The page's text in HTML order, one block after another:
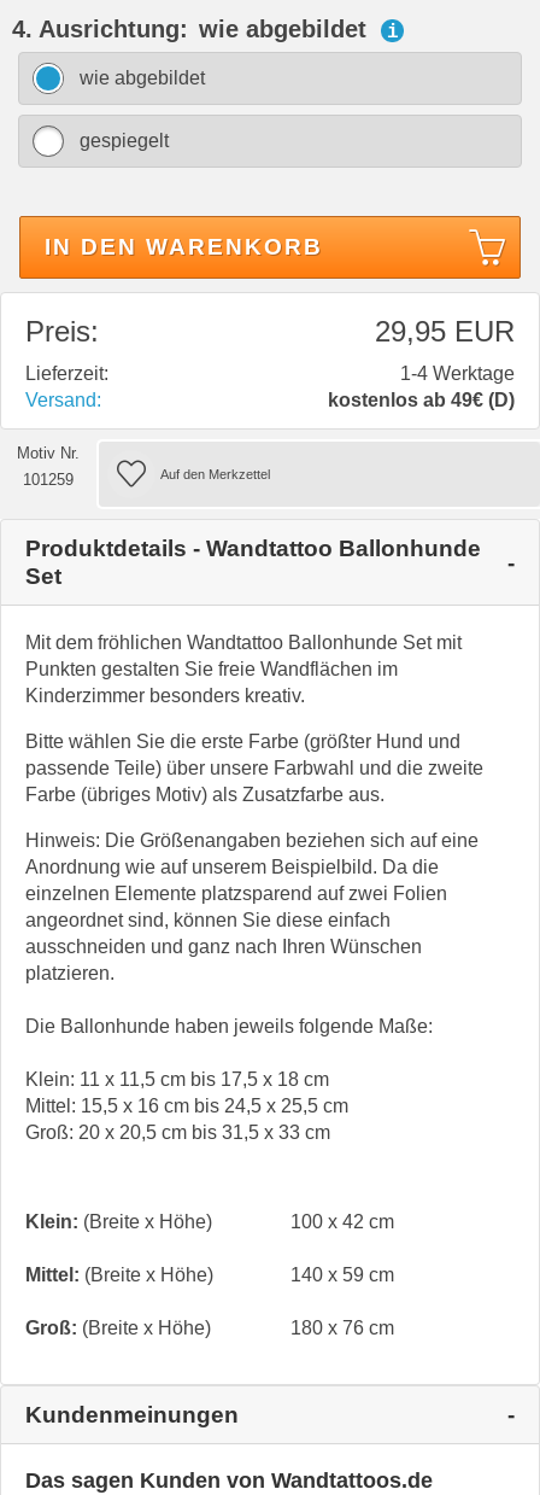
4. Ausrichtung: wie abgebildet i
wie abgebildet
gespiegelt
IN DEN WARENKORB
Preis: 29,95 EUR
Lieferzeit:
1-4 Werktage
Versand:
kostenlos ab 49€ (D)
Motiv Nr.
101259
Produktdetails - Wandtattoo Ballonhunde
Set
Mit dem fröhlichen Wandtattoo Ballonhunde Set mit
Punkten gestalten Sie freie Wandflächen im
Kinderzimmer besonders kreativ.
Bitte wählen Sie die erste Farbe (größter Hund und
passende Teile) über unsere Farbwahl und die zweite
Farbe (übriges Motiv) als Zusatzfarbe aus.
Hinweis: Die Größenangaben beziehen sich auf eine
Anordnung wie auf unserem Beispielbild. Da die
einzelnen Elemente platzsparend auf zwei Folien
angeordnet sind, können Sie diese einfach
ausschneiden und ganz nach Ihren Wünschen
platzieren.
Die Ballonhunde haben jeweils folgende Maße:
Klein: 11 x 11,5 cm bis 17,5 x 18 cm
Mittel: 15,5 x 16 cm bis 24,5 x 25,5 cm
Groß: 20 x 20,5 cm bis 31,5 x 33 cm
Klein: (Breite x Höhe) 100 x 42 cm
Mittel: (Breite x Höhe) 140 x 59 cm
Groß: (Breite x Höhe) 180 x 76 cm
Kundenmeinungen
Das sagen Kunden von Wandtattoos.de